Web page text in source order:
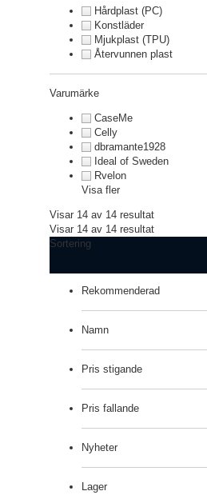
Hårdplast (PC)
Konstläder
Mjukplast (TPU)
Återvunnen plast
Varumärke
CaseMe
Celly
dbramante1928
Ideal of Sweden
Rvelon
Visa fler
Visar 14 av 14 resultat
Visar 14 av 14 resultat
Sortering
Rekommenderad
Namn
Pris stigande
Pris fallande
Nyheter
Lager